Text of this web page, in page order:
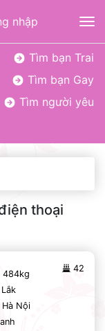
nhập
Tìm bạn Trai
Tìm bạn Gay
Tìm người yêu
thoại
42
484kg
Nội